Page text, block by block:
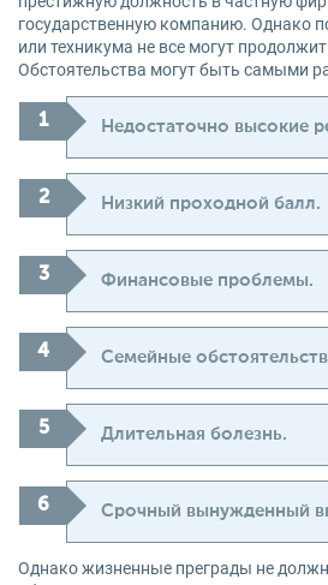
государственную компанию. Однако
или техникума не все могут
Обстоятельства могут быть самыми
Недостаточно высокие
Низкий проходной балл.
Финансовые проблемы.
Семейные
Длительная болезнь.
Срочный вынужденный
Однако жизненные преграды не